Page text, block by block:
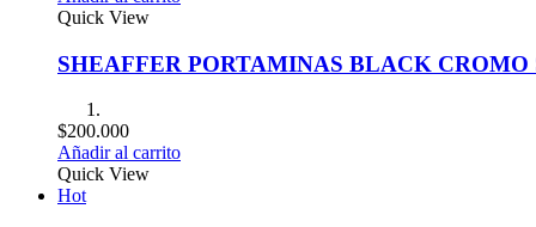
Quick View
SHEAFFER PORTAMINAS BLACK CROMO
$200.000
Añadir al carrito
Quick View
Hot